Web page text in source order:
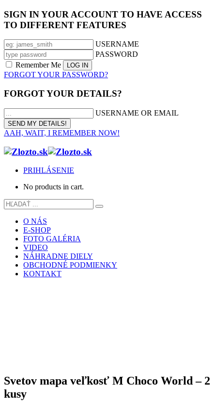
SIGN IN YOUR ACCOUNT TO HAVE ACCESS
TO DIFFERENT FEATURES
USERNAME
PASSWORD
Remember Me
FORGOT YOUR PASSWORD?
FORGOT YOUR DETAILS?
USERNAME OR EMAIL
AAH, WAIT, I REMEMBER NOW!
PRIHLÁSENIE
No products in cart.
O NÁS
E-SHOP
FOTO GALÉRIA
VIDEO
NÁHRADNE DIELY
OBCHODNÉ PODMIENKY
KONTAKT
Svetov mapa veľkosť M Choco World – 2
kusy